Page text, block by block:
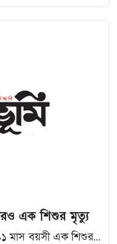
এক শিশুর মৃত্যু
মাস বয়সী এক শিশুর...